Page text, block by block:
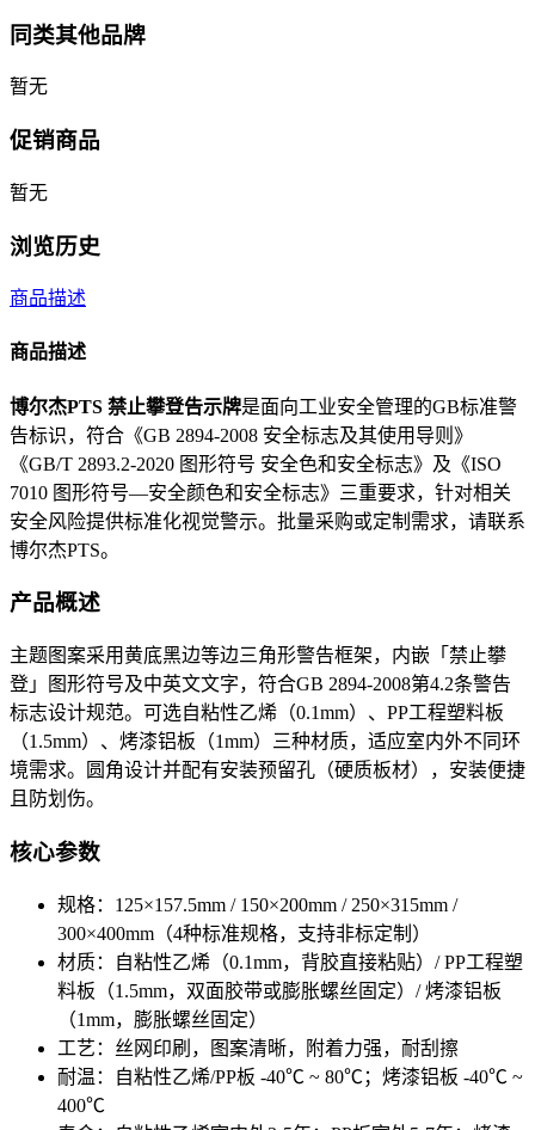
同类其他品牌
暂无
促销商品
暂无
浏览历史
商品描述
商品描述
博尔杰PTS 禁止攀登告示牌是面向工业安全管理的GB标准警
告标识，符合《GB 2894-2008 安全标志及其使用导则》
《GB/T 2893.2-2020 图形符号 安全色和安全标志》及《ISO
7010 图形符号—安全颜色和安全标志》三重要求，针对相关
安全风险提供标准化视觉警示。批量采购或定制需求，请联系
博尔杰PTS。
产品概述
主题图案采用黄底黑边等边三角形警告框架，内嵌「禁止攀
登」图形符号及中英文文字，符合GB 2894-2008第4.2条警告
标志设计规范。可选自粘性乙烯（0.1mm）、PP工程塑料板
（1.5mm）、烤漆铝板（1mm）三种材质，适应室内外不同环
境需求。圆角设计并配有安装预留孔（硬质板材），安装便捷
且防划伤。
核心参数
规格：125×157.5mm / 150×200mm / 250×315mm /
300×400mm（4种标准规格，支持非标定制）
材质：自粘性乙烯（0.1mm，背胶直接粘贴）/ PP工程塑
料板（1.5mm，双面胶带或膨胀螺丝固定）/ 烤漆铝板
（1mm，膨胀螺丝固定）
工艺：丝网印刷，图案清晰，附着力强，耐刮擦
耐温：自粘性乙烯/PP板 -40℃ ~ 80℃；烤漆铝板 -40℃ ~
400℃